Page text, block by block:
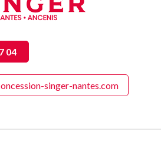
04
singer-nantes.com